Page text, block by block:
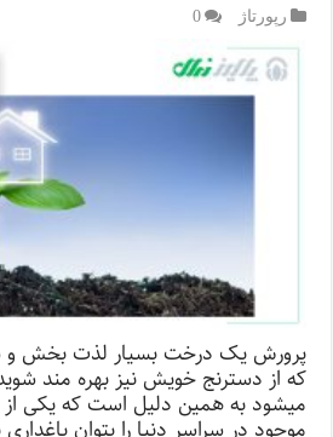
رپورتاژ‌ 0
پرورش یک درخت بسیار لذت بخش و
که از دسترنج خویش نیز بهره مند
می­شود به همین دلیل است که یکی